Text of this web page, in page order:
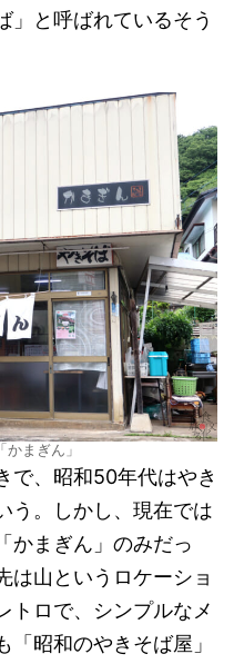
」と呼ばれているそう
まぎん」
で、昭和50年代はやき
う。しかし、現在では
かまぎん」のみだっ
は山というロケーショ
トロで、シンプルなメ
昭和のやきそば屋」